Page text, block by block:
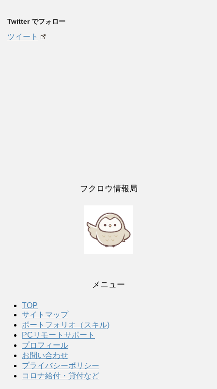
Twitter でフォロー
ツイート
フクロウ情報局
メニュー
TOP
サイトマップ
ポートフォリオ（スキル)
PCリモートサポート
プロフィール
お問い合わせ
プライバシーポリシー
コロナ給付・貸付など